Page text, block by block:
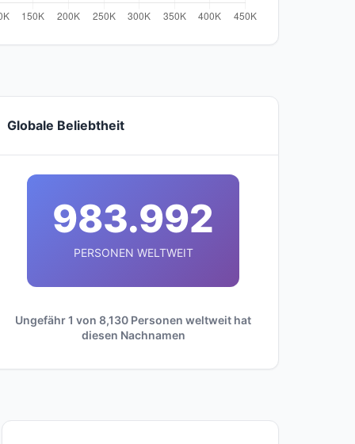
Globale Beliebtheit
983.992
PERSONEN WELTWEIT
Ungefähr 1 von 8,130 Personen weltweit hat
diesen Nachnamen